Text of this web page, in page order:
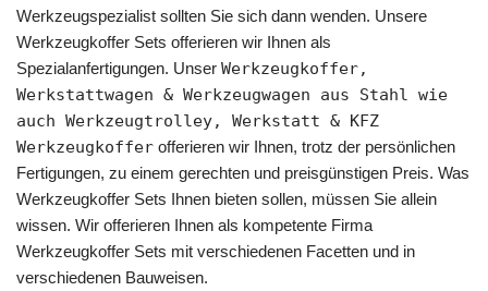
Werkzeugspezialist sollten Sie sich dann wenden. Unsere
Werkzeugkoffer Sets offerieren wir Ihnen als
Spezialanfertigungen. Unser Werkzeugkoffer,
Werkstattwagen & Werkzeugwagen aus Stahl wie
auch Werkzeugtrolley, Werkstatt & KFZ
Werkzeugkoffer offerieren wir Ihnen, trotz der persönlichen
Fertigungen, zu einem gerechten und preisgünstigen Preis. Was
Werkzeugkoffer Sets Ihnen bieten sollen, müssen Sie allein
wissen. Wir offerieren Ihnen als kompetente Firma
Werkzeugkoffer Sets mit verschiedenen Facetten und in
verschiedenen Bauweisen.